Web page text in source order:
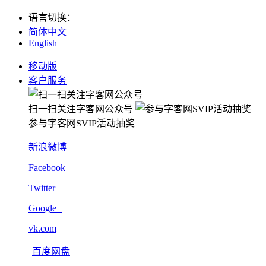
语言切换：
简体中文
English
移动版
客户服务
扫一扫关注字客网公众号
参与字客网SVIP活动抽奖
新浪微博
Facebook
Twitter
Google+
vk.com
百度网盘